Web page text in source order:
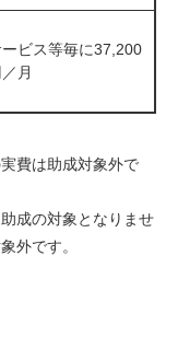
ビス等毎に37,200
月
費は助成対象外で
成の対象となりませ
外です。